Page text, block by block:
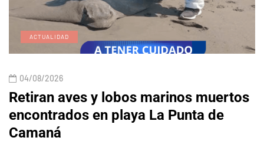
ACTUALIDAD
04/08/2026
Retiran aves y lobos marinos muertos
encontrados en playa La Punta de
Camaná